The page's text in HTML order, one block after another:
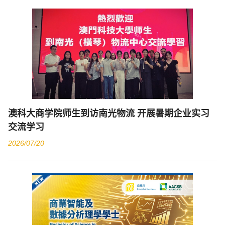
澳科大商学院师生到访南光物流 开展暑期企业实习
交流学习
2026/07/20